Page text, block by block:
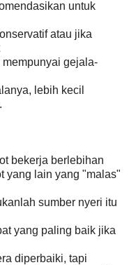
untuk
atau jika
gejala-
lebih kecil
bekerja berlebihan
yang lain yang "malas"
sumber nyeri itu
yang paling baik jika
diperbaiki, tapi